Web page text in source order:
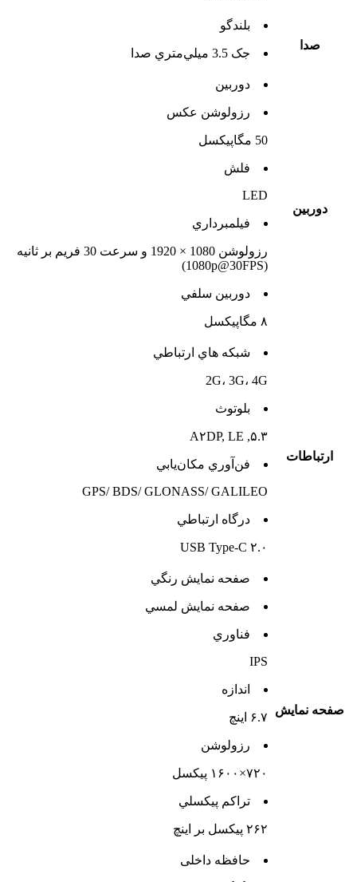
صدا
بلندگو
جک 3.5 ميلي‌متري صدا
دوربين
دوربين
رزولوشن عکس
50 مگاپیکسل
فلش
LED
فيلمبرداري
رزولوشن 1080 × 1920 و سرعت 30 فریم بر ثانیه
(1080p@30FPS)
دوربين سلفي
۸ مگاپیکسل
ارتباطات
شبکه هاي ارتباطي
2G، 3G، 4G
بلوتوث
۵.۳, A۲DP, LE
فن‌آوري مکان‌يابي
GPS/ BDS/ GLONASS/ GALILEO
درگاه ارتباطي
USB Type-C ۲.۰
صفحه نمايش
صفحه نمايش رنگي
صفحه نمايش لمسي
فناوري
IPS
اندازه
۶.۷ اینچ
رزولوشن
۷۲۰×۱۶۰۰ پیکسل
تراکم پيکسلي
۲۶۲ پیکسل بر اینچ
حافظه داخلی